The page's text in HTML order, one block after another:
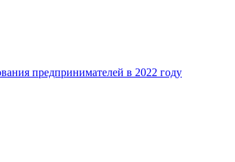
предпринимателей в 2022 году